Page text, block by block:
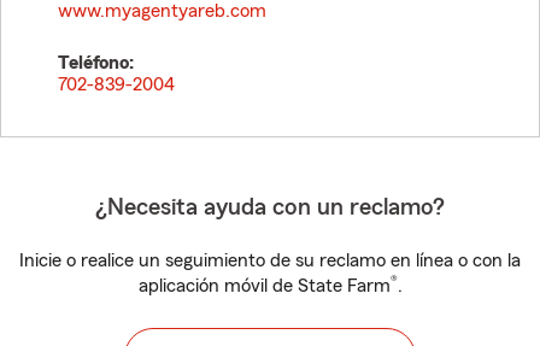
www.myagentyareb.com
Teléfono:
702-839-2004
¿Necesita ayuda con un reclamo?
Inicie o realice un seguimiento de su reclamo en línea o con la
aplicación móvil de State Farm®.